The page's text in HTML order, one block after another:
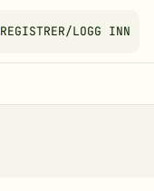
REGISTRER/LOGG INN